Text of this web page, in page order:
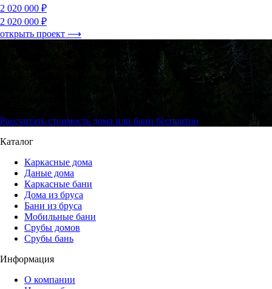
2 020 000 ₽
2 020 000 ₽
открыть проект ⟶
Есть свои чертежи или наброски
Понравился вариант с другого сайта
Нет подходящего проекта в каталоге
Рассчитать стоимость дома или бани бесплатно
Каталог
Каркасные дома
Даные дома
Каркасные бани
Дома из бруса
Бани из бруса
Мобильные бани
Срубы домов
Срубы бань
Информация
О компании